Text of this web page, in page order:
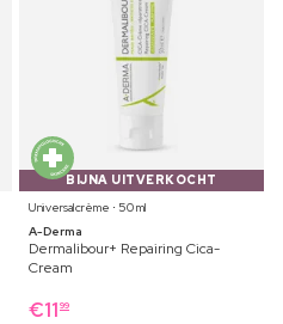
BIJNA UITVERKOCHT
Universalcrème ⋅ 50 ml
A-Derma
Dermalibour+ Repairing Cica-
Cream
€11 99